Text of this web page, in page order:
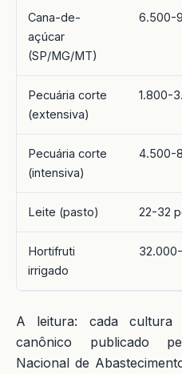
Cana-de-
açúcar
(SP/MG/MT)
6.500-
Pecuária corte
(extensiva)
1.800-
Pecuária corte
(intensiva)
4.500-
Leite (pasto) 22-32
Hortifruti
irrigado
A leitura: cada
canônico publicado
Nacional de